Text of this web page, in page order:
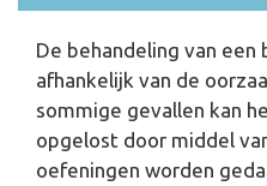
De behandeling van een
afhankelijk van de
sommige gevallen kan
opgelost door middel
oefeningen worden